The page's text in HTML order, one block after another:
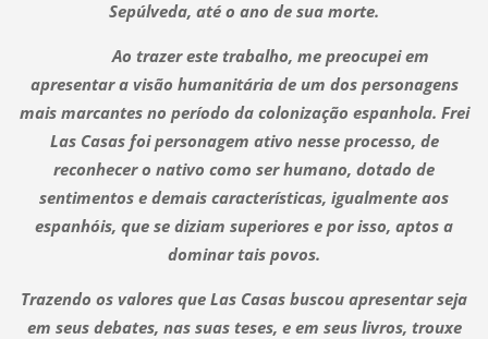
Sepúlveda, até o ano de sua morte.
Ao trazer este trabalho, me preocupei em
apresentar a visão humanitária de um dos personagens
mais marcantes no período da colonização espanhola. Frei
Las Casas foi personagem ativo nesse processo, de
reconhecer o nativo como ser humano, dotado de
sentimentos e demais características, igualmente aos
espanhóis, que se diziam superiores e por isso, aptos a
dominar tais povos.
Trazendo os valores que Las Casas buscou apresentar seja
em seus debates, nas suas teses, e em seus livros, trouxe